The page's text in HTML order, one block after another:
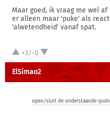
Maar goed, ik vraag me wel
er alleen maar 'puke' als
'alwetendheid' vanaf spat.
+3/-0
ElSimao2
open/sluit de onderstaande